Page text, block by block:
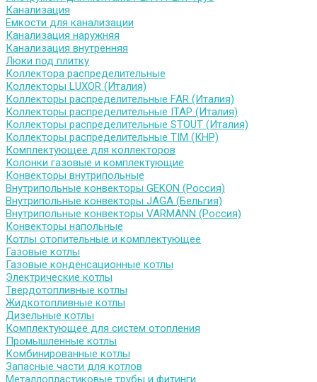
Канализация
Емкости для канализации
Канализация наружняя
Канализация внутренняя
Люки под плитку
Коллектора распределительные
Коллекторы LUXOR (Италия)
Коллекторы распределительные FAR (Италия)
Коллекторы распределительные ITAP (Италия)
Коллекторы распределительные STOUT (Италия)
Коллекторы распределительные TIM (КНР)
Комплектующее для коллекторов
Колонки газовые и комплектующие
Конвекторы внутрипольные
Внутрипольные конвекторы GEKON (Россия)
Внутрипольные конвекторы JAGA (Бельгия)
Внутрипольные конвекторы VARMANN (Россия)
Конвекторы напольные
Котлы отопительные и комплектующее
Газовые котлы
Газовые конденсационные котлы
Электрические котлы
Твердотопливные котлы
Жидкотопливные котлы
Дизельные котлы
Комплектующее для систем отопления
Промышленные котлы
Комбинированные котлы
Запасные части для котлов
Металлопластиковые трубы и фитинги